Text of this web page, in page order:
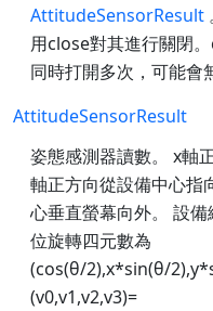
AttitudeSensorResult
用close對其進行關閉
同時打開多次，可能會
AttitudeSensorResult
姿態感測器讀數。 x軸
軸正方向從設備中心指
心垂直螢幕向外。 設
位旋轉四元數為
(cos(θ/2),x*sin(θ/
(v0,v1,v2,v3)=